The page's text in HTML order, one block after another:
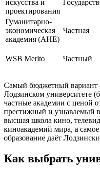
искусства и
проектирования
Гуманитарно-
экономическая
академия (AHE)
Частная
WSB Merito Частный
Самый бюджетный вариант
Лодзинском университете
частные академии с ценой
престижный и узнаваемый
высшая школа кино,
киноакадемий мира, а
образование даёт
Как выбрать